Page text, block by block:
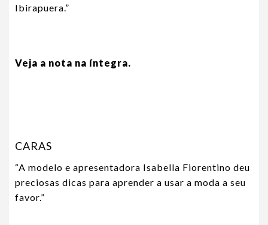
Ibirapuera.”
Veja a nota na íntegra.
CARAS
“A modelo e apresentadora Isabella Fiorentino deu
preciosas dicas para aprender a usar a moda a seu
favor.”